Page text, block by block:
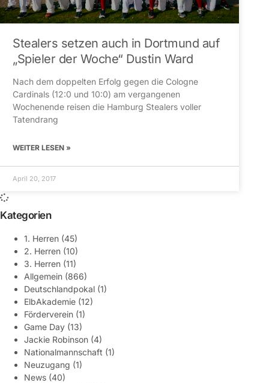
Stealers setzen auch in Dortmund auf
„Spieler der Woche“ Dustin Ward
Nach dem doppelten Erfolg gegen die Cologne
Cardinals (12:0 und 10:0) am vergangenen
Wochenende reisen die Hamburg Stealers voller
Tatendrang
WEITER LESEN »
April 20, 2017
Kategorien
1. Herren (45)
2. Herren (10)
3. Herren (11)
Allgemein (866)
Deutschlandpokal (1)
ElbAkademie (12)
Förderverein (1)
Game Day (13)
Jackie Robinson (4)
Nationalmannschaft (1)
Neuzugang (1)
News (40)